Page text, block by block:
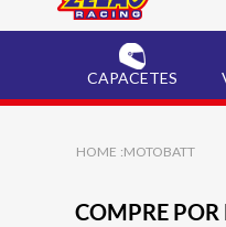
CAPACETES
MOTOBATT
COMPRE POR
2º
5